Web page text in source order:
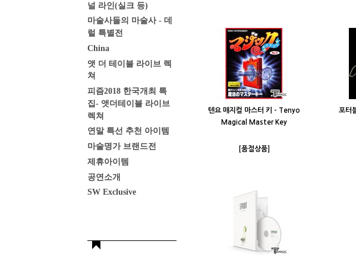
널 라인(실크 등)
마술사들의 마술사 - 데
럴 특별전
China
앳 더 테이블 라이브 렉
쳐
피즘2018 한국개최 특
집- 앳더테이블 라이브
렉쳐
연말 특선 추천 아이템
마술명가 브랜드전
제휴아이템
공연소개
SW Exclusive
텐요 매지컬 마스터 키 - Tenyo
Magical Master Key
[품절상품]
포터